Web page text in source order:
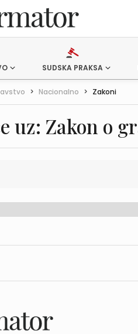
SUDSKA PRAKSA
> Nacionalno > Zakoni
uz: Zakon o